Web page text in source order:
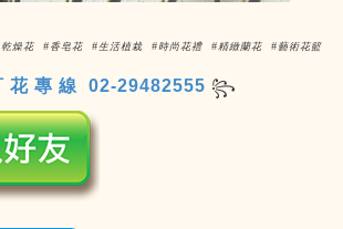
燥花 #香皂花 #生活植栽 #時尚花禮 #精緻蘭花 #藝術花籃
花 專 線 02-29482555 ꧂